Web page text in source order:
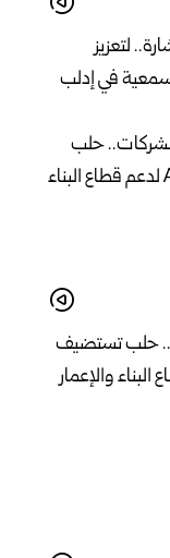
لتعزيز
في إدلب
حلب تستضيف